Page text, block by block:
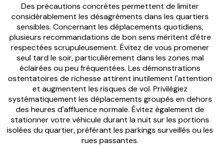
Des précautions concrètes permettent de limiter
considérablement les désagréments dans les quartiers
sensibles. Concernant les déplacements quotidiens,
plusieurs recommandations de bon sens méritent d'être
respectées scrupuleusement. Évitez de vous promener
seul tard le soir, particulièrement dans les zones mal
éclairées ou peu fréquentées. Les démonstrations
ostentatoires de richesse attirent inutilement l'attention
et augmentent les risques de vol. Privilégiez
systématiquement les déplacements groupés en dehors
des heures d'affluence normale. Évitez également de
stationner votre véhicule durant la nuit sur les portions
isolées du quartier, préférant les parkings surveillés ou les
rues passantes.